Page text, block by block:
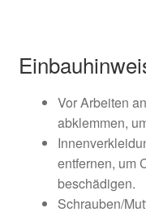
Vor Arbeiten
abklemmen,
entfernen, um
beschädigen.
Schrauben/